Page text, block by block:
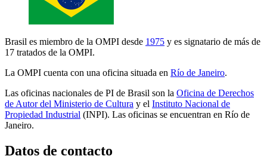
Brasil es miembro de la OMPI desde 1975 y es signatario de más de
17 tratados de la OMPI.
La OMPI cuenta con una oficina situada en Río de Janeiro.
Las oficinas nacionales de PI de Brasil son la Oficina de Derechos
de Autor del Ministerio de Cultura y el Instituto Nacional de
Propiedad Industrial (INPI). Las oficinas se encuentran en Río de
Janeiro.
Datos de contacto